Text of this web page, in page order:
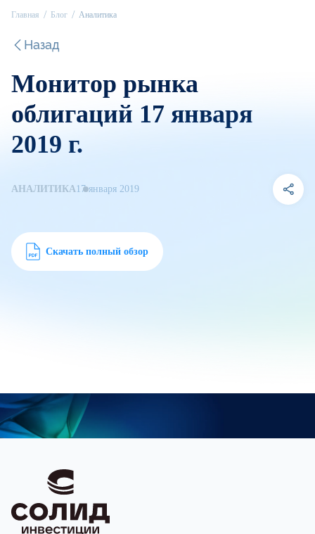
Главная Блог Аналитика
Назад
Монитор рынка
облигаций 17 января
2019 г.
АНАЛИТИКА17 января 2019
Скачать полный обзор